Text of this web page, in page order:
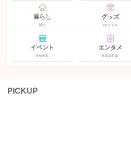
暮らし
life
グッズ
goods
イベント
event
エンタメ
entame
PICKUP